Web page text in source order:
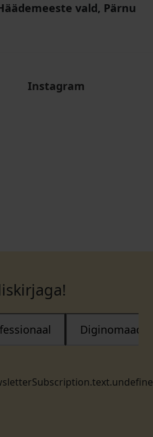
vald, Pärnu
Instagram
Diginomaad